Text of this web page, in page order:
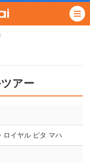
アー
ロイヤル ピタ マハ